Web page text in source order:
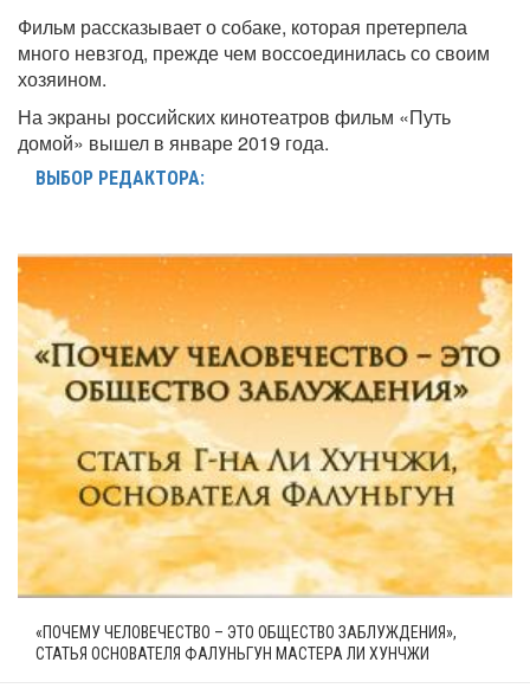
Фильм рассказывает о собаке, которая претерпела
много невзгод, прежде чем воссоединилась со своим
хозяином.
На экраны российских кинотеатров фильм «Путь
домой» вышел в январе 2019 года.
ВЫБОР РЕДАКТОРА:
«ПОЧЕМУ ЧЕЛОВЕЧЕСТВО – ЭТО ОБЩЕСТВО ЗАБЛУЖДЕНИЯ»,
СТАТЬЯ ОСНОВАТЕЛЯ ФАЛУНЬГУН МАСТЕРА ЛИ ХУНЧЖИ